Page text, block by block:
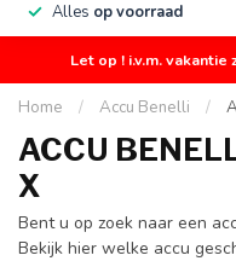
Alles op voorraad
Let op ! i.v.m.
Home / Accu Benelli /
ACCU
X
Bent u op zoek naar een
Bekijk hier welke accu